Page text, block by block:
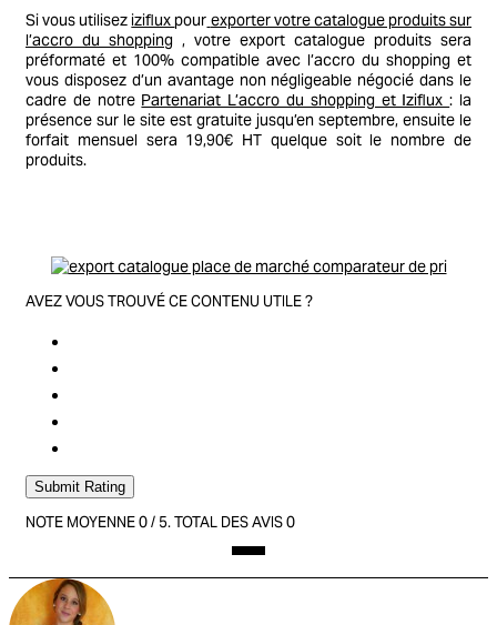
Si vous utilisez izifluxpour exporter votre catalogue produits sur
l’accro du shopping , votre export catalogue produits sera
préformaté et 100% compatible avec l’accro du shopping et
vous disposez d’un avantage non négligeable négocié dans le
cadre de notre Partenariat L’accro du shopping et Iziflux: la
présence sur le site est gratuite jusqu’en septembre, ensuite le
forfait mensuel sera 19,90€ HT quelque soit le nombre de
produits.
AVEZ VOUS TROUVÉ CE CONTENU UTILE ?
Submit Rating
NOTE MOYENNE0/ 5. TOTAL DES AVIS0